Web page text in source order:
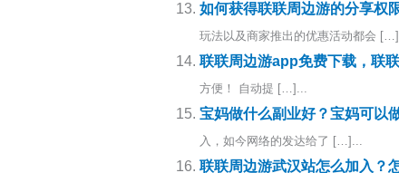
如何获得联联周边游的分享权
玩法以及商家推出的优惠活动都会
联联周边游app免费下载，联
方便！ 自动提 […]...
宝妈做什么副业好？宝妈可以
入，如今网络的发达给了 […]...
联联周边游武汉站怎么加入？